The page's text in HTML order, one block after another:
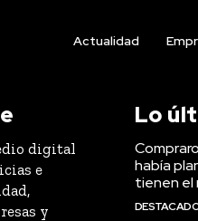
Actualidad
digital
e
y
Lo
había
tienen el